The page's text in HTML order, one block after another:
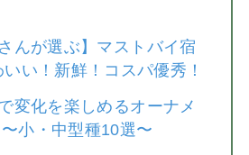
んが選ぶ】マストバイ宿
いい！新鮮！コスパ優秀！
変化を楽しめるオーナメ
小・中型種10選〜